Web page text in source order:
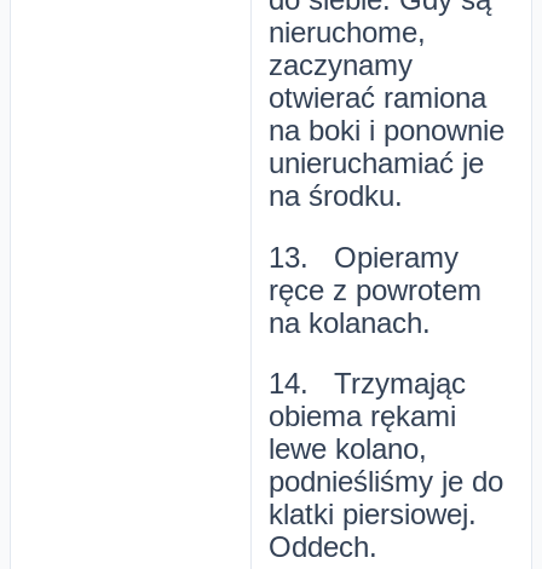
nieruchome,
zaczynamy
otwierać ramiona
na boki i ponownie
unieruchamiać je
na środku.
13. Opieramy
ręce z powrotem
na kolanach.
14. Trzymając
obiema rękami
lewe kolano,
podnieśliśmy je do
klatki piersiowej.
Oddech.